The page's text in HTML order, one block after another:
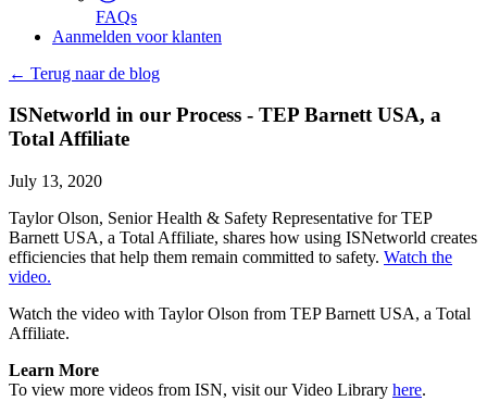
FAQs
Aanmelden voor klanten
← Terug naar de blog
ISNetworld in our Process - TEP Barnett USA, a
Total Affiliate
July 13, 2020
Taylor Olson, Senior Health & Safety Representative for TEP
Barnett USA, a Total Affiliate, shares how using ISNetworld creates
efficiencies that help them remain committed to safety. Watch the
video.
Watch the video with Taylor Olson from TEP Barnett USA, a Total
Affiliate.
Learn More
To view more videos from ISN, visit our Video Library here.